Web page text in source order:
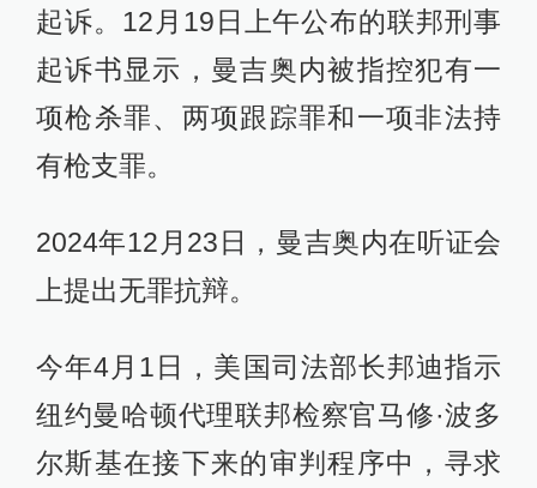
起诉。12月19日上午公布的联邦刑事
起诉书显示，曼吉奥内被指控犯有一
项枪杀罪、两项跟踪罪和一项非法持
有枪支罪。
2024年12月23日，曼吉奥内在听证会
上提出无罪抗辩。
今年4月1日，美国司法部长邦迪指示
纽约曼哈顿代理联邦检察官马修·波多
尔斯基在接下来的审判程序中，寻求